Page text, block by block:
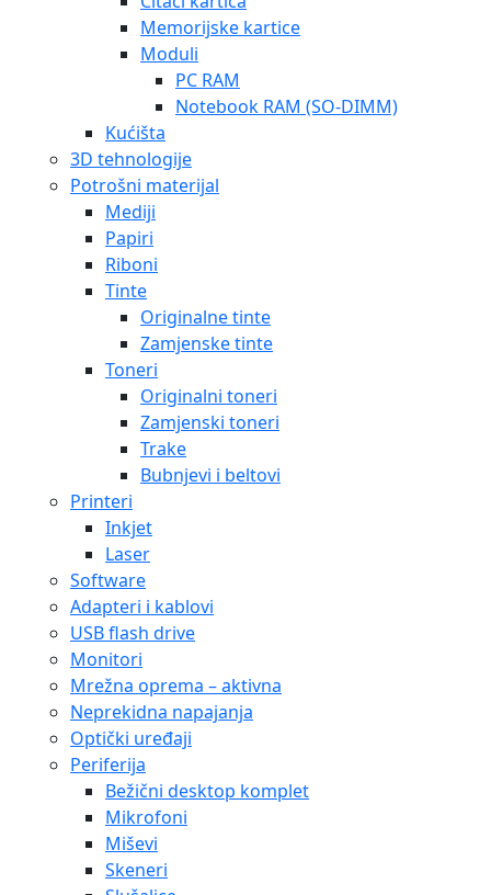
Memorijske kartice
Moduli
PC RAM
Notebook RAM (SO-DIMM)
Kućišta
3D tehnologije
Potrošni materijal
Mediji
Papiri
Riboni
Tinte
Originalne tinte
Zamjenske tinte
Toneri
Originalni toneri
Zamjenski toneri
Trake
Bubnjevi i beltovi
Printeri
Inkjet
Laser
Software
Adapteri i kablovi
USB flash drive
Monitori
Mrežna oprema – aktivna
Neprekidna napajanja
Optički uređaji
Periferija
Bežični desktop komplet
Mikrofoni
Miševi
Skeneri